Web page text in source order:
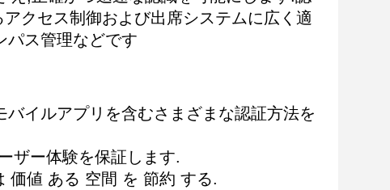
クセス制御および出席システムに広く適
パス管理などです
イルアプリを含むさまざまな認証方法を
ザー体験を保証します.
価値 ある 空間 を 節約 する.